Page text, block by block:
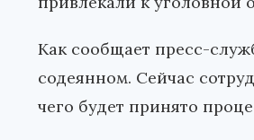
Как сообщает пресс-
содеянном. Сейчас
чего будет принято